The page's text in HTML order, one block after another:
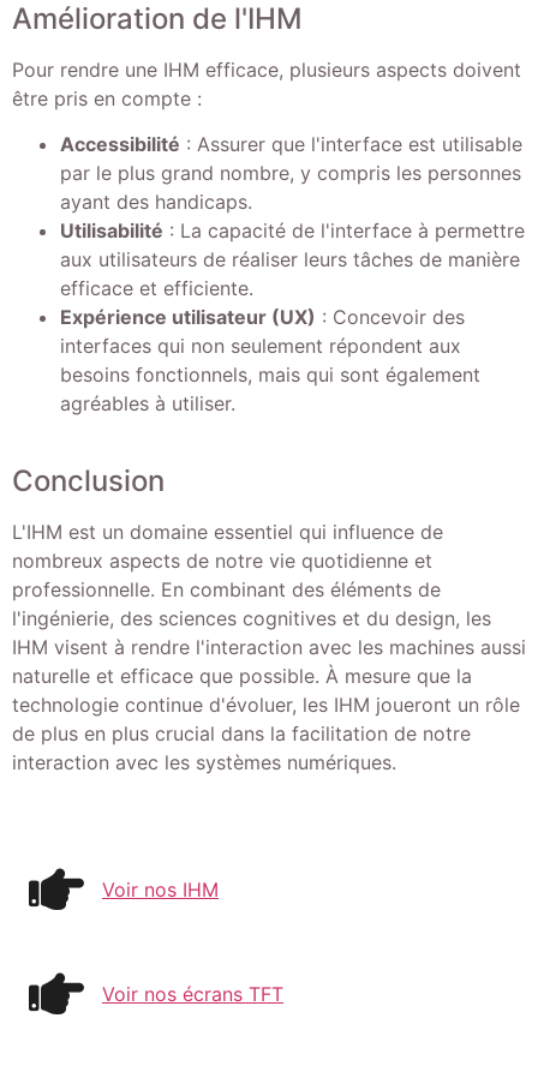
Amélioration de l'IHM
Pour rendre une IHM efficace, plusieurs aspects doivent
être pris en compte :
Accessibilité : Assurer que l'interface est utilisable
par le plus grand nombre, y compris les personnes
ayant des handicaps.
Utilisabilité : La capacité de l'interface à permettre
aux utilisateurs de réaliser leurs tâches de manière
efficace et efficiente.
Expérience utilisateur (UX) : Concevoir des
interfaces qui non seulement répondent aux
besoins fonctionnels, mais qui sont également
agréables à utiliser.
Conclusion
L'IHM est un domaine essentiel qui influence de
nombreux aspects de notre vie quotidienne et
professionnelle. En combinant des éléments de
l'ingénierie, des sciences cognitives et du design, les
IHM visent à rendre l'interaction avec les machines aussi
naturelle et efficace que possible. À mesure que la
technologie continue d'évoluer, les IHM joueront un rôle
de plus en plus crucial dans la facilitation de notre
interaction avec les systèmes numériques.
Voir nos IHM
Voir nos écrans TFT